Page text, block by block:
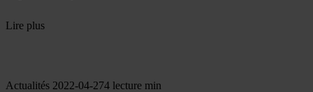
Lire plus
Actualités 2022-04-274 lecture min